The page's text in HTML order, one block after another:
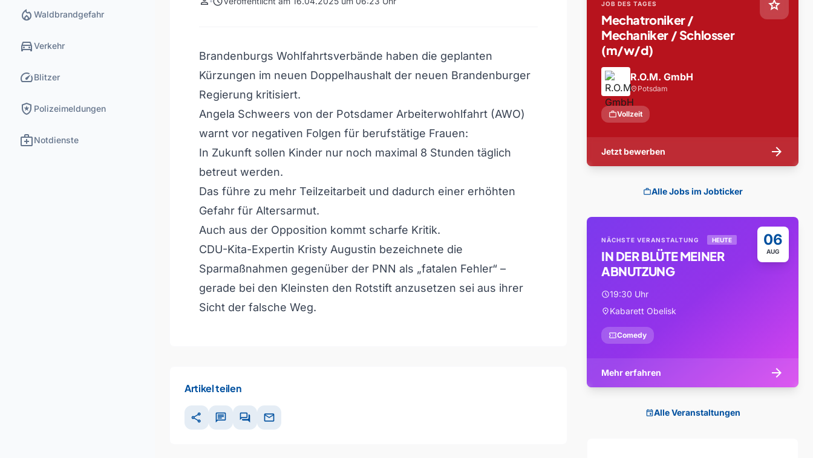
local_fire_department Waldbrandgefahr
directions_carVerkehr
speedBlitzer
local_police Polizeimeldungen
medical_servicesNotdienste
Brandenburgs Wohlfahrtsverbände haben die geplanten
Kürzungen im neuen Doppelhaushalt der neuen Brandenburger
Regierung kritisiert.
Angela Schweers von der Potsdamer Arbeiterwohlfahrt (AWO)
warnt vor negativen Folgen für berufstätige Frauen:
In Zukunft sollen Kinder nur noch maximal 8 Stunden täglich
betreut werden.
Das führe zu mehr Teilzeitarbeit und dadurch einer erhöhten
Gefahr für Altersarmut.
Auch aus der Opposition kommt scharfe Kritik.
CDU-Kita-Expertin Kristy Augustin bezeichnete die
Sparmaßnahmen gegenüber der PNN als „fatalen Fehler“ –
gerade bei den Kleinsten den Rotstift anzusetzen sei aus ihrer
Sicht der falsche Weg.
Artikel teilen
share chat forum mail
star
JOB DES TAGES
Mechatroniker /
Mechaniker / Schlosser
(m/w/d)
R.O.M. GmbH
location_on Potsdam
workVollzeit
Jetzt bewerben arrow_forward
workAlle Jobs im Jobticker
06
AUG
NÄCHSTE VERANSTALTUNG HEUTE
IN DER BLÜTE MEINER
ABNUTZUNG
schedule19:30 Uhr
location_onKabarett Obelisk
confirmation_numberComedy
Mehr erfahren arrow_forward
eventAlle Veranstaltungen